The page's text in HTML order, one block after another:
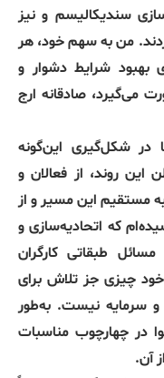
سندیکالیسم و نیز
من به سهم خود، هر
بهبود شرایط دشوار و
می‌گیرد، صادقانه ارج
در شکل‌گیری این‌گونه
روند، از فعالان و
مستقیم این مسیر و از
که اتحادیه‌سازی و
طبقاتی کارگران
چیزی جز تلاش برای
و سرمایه نیست. به‌طور
در چهارچوب مناسبات
آن.